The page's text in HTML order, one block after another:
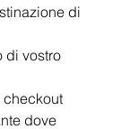
di
di vostro
checkout
dove